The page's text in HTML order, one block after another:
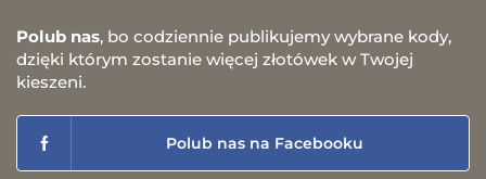
Polub nas, bo codziennie publikujemy wybrane kody,
dzięki którym zostanie więcej złotówek w Twojej
kieszeni.
Polub nas na Facebooku